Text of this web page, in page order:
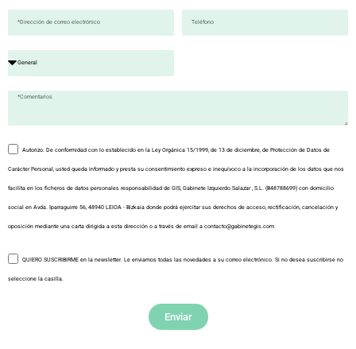
Autorizo. De conformidad con lo establecido en la Ley Orgánica 15/1999, de 13 de diciembre, de Protección de Datos de
Carácter Personal, usted queda informado y presta su consentimiento expreso e inequívoco a la incorporación de los datos que nos
facilita en los ficheros de datos personales responsabilidad de GIS, Gabinete Izquierdo Salazar , S.L. (B48788699) con domicilio
social en Avda. Iparraguirre 56, 48940 LEIOA - Bizkaia donde podrá ejercitar sus derechos de acceso, rectificación, cancelación y
oposición mediante una carta dirigida a esta dirección o a través de email a contacto@gabinetegis.com
QUIERO SUSCRIBIRME en la newsletter. Le enviamos todas las novedades a su correo electrónico. Si no desea suscribirse no
seleccione la casilla.
Enviar